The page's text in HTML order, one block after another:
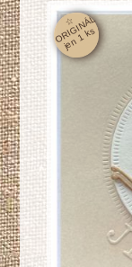
☆
O
RI
GI
N
Á
L
j
e
n
1
k
s